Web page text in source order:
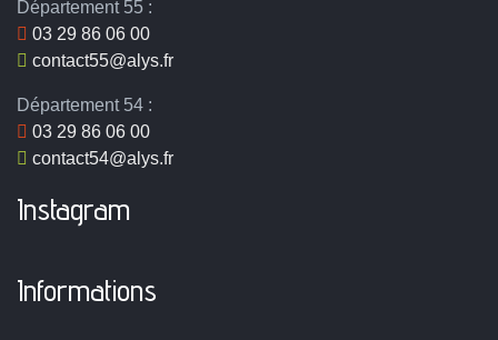
Département 55 :
03 29 86 06 00
contact55@alys.fr
Département 54 :
03 29 86 06 00
contact54@alys.fr
Instagram
Informations